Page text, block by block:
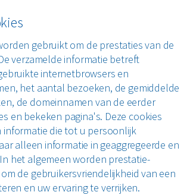
gebruikt om de prestaties van de
verzamelde informatie betreft
internetbrowsers en
het aantal bezoeken, de gemiddelde
de domeinnamen van de eerder
en bekeken pagina's. Deze cookies
informatie die tot u persoonlijk
alleen informatie in geaggregeerde en
het algemeen worden prestatie-
de gebruikersvriendelijkheid van een
en uw ervaring te verrijken.